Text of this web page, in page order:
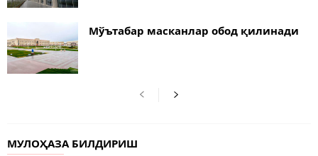
Мўътабар масканлар обод қилинади
МУЛОҲАЗА БИЛДИРИШ